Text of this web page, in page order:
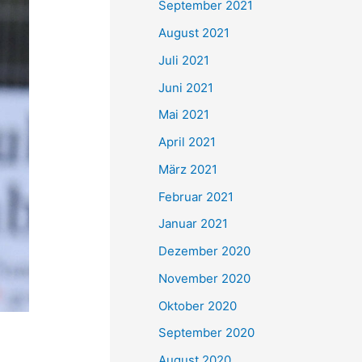
h
:
September 2021
August 2021
Juli 2021
Juni 2021
Mai 2021
April 2021
März 2021
Februar 2021
Januar 2021
Dezember 2020
November 2020
Oktober 2020
September 2020